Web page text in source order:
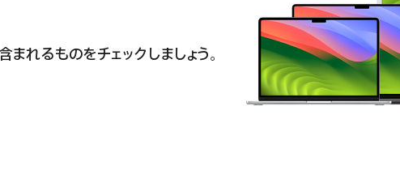
れるものをチェックしましょう。